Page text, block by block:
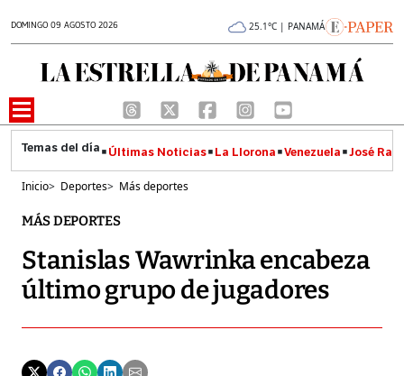
DOMINGO 09 AGOSTO 2026 25.1°C | PANAMÁ
Últimas Noticias La Llorona Venezuela José
Inicio> Deportes> Más deportes
MÁS DEPORTES
Stanislas Wawrinka encabeza
último grupo de jugadores